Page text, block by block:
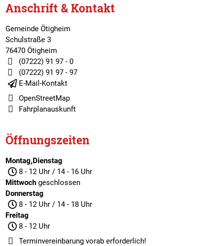
Anschrift & Kontakt
Gemeinde Ötigheim
Schulstraße 3
76470 Ötigheim
(07222) 91 97 - 0
(07222) 91 97 - 97
E-Mail-Kontakt
OpenStreetMap
Fahrplanauskunft
Öffnungszeiten
Montag,Dienstag
8 - 12 Uhr / 14 - 16 Uhr
Mittwochgeschlossen
Donnerstag
8 - 12 Uhr / 14 - 18 Uhr
Freitag
8 - 12 Uhr
Terminvereinbarungvorab erforderlich!